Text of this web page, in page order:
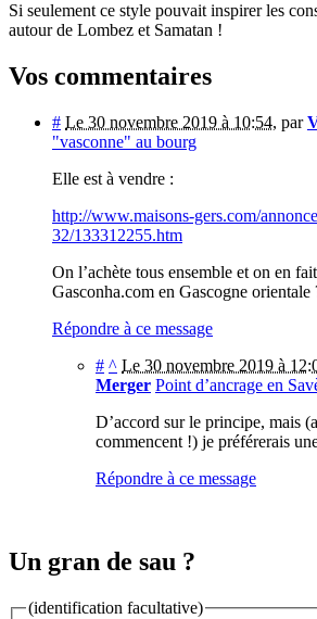
Si seulement ce style pouvait inspirer les
autour de Lombez et Samatan !
Vos commentaires
# Le 30 novembre 2019 à 10:54, par
"vasconne" au bourg
Elle est à vendre :
http://www.maisons-gers.com/
32/133312255.htm
On l’achète tous ensemble et on en
Gasconha.com en Gascogne orientale
Répondre à ce message
# ^ Le 30 novembre 2019 à
Merger Point d’ancrage en
D’accord sur le principe, mais
commencent !) je préférerais
Répondre à ce message
Un gran de sau ?
(identification facultative)